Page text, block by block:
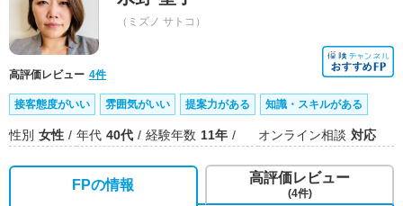
（ミズノ サトコ）
高評価レビュー 4件
接客態度がいい 雰囲気がいい 提案力がある 知識・スキルがある
性別 女性 年代 40代 経験年数 11年 オンライン相談 対応
FPの情報 高評価レビュー
(4件)